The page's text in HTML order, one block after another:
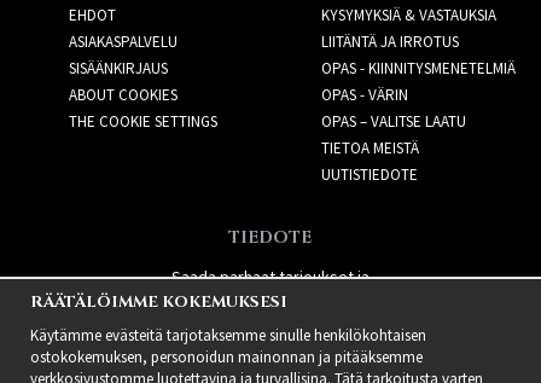
EHDOT
ASIAKASPALVELU
SISÄÄNKIRJAUS
ABOUT COOKIES
THE COOKIE SETTINGS
KYSYMYKSIÄ & VASTAUKSIA
LIITÄNTÄ JA IRROTUS
OPAS - KIINNITYSMENETELMIÄ
OPAS - VÄRIN
OPAS – VALITSE LAATU
TIETOA MEISTÄ
UUTISTIEDOTE
TIEDOTE
Saada parhaat tarjoukset ja
uusia tuotteita!
RÄÄTÄLÖIMME KOKEMUKSESI
Käytämme evästeitä tarjotaksemme sinulle henkilökohtaisen
ostokokemuksen, personoidun mainonnan ja pitääksemme
verkkosivustomme luotettavina ja turvallisina. Tätä tarkoitusta varten